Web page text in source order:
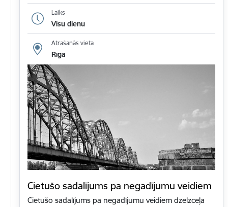
Laiks
Visu dienu
Atrašanās vieta
Rīga
Cietušo sadalījums pa negadījumu veidiem
Cietušo sadalījums pa negadījumu veidiem dzelzceļa